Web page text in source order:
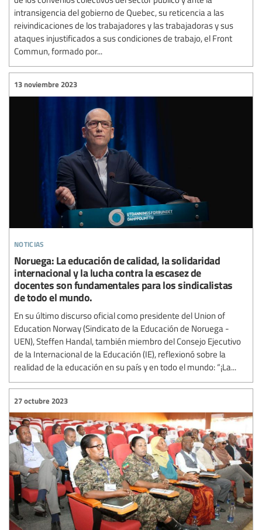
intransigencia del gobierno de Quebec, su reticencia a las
reivindicaciones de los trabajadores y las trabajadoras y sus
ataques injustificados a sus condiciones de trabajo, el Front
Commun, formado por...
noticias
13 noviembre 2023
Noruega: La educación de calidad, la solidaridad
internacional y la lucha contra la escasez de
docentes son fundamentales para los sindicalistas
de todo el mundo.
En su último discurso oficial como presidente del Union of
Education Norway (Sindicato de la Educación de Noruega -
UEN), Steffen Handal, también miembro del Consejo Ejecutivo
de la Internacional de la Educación (IE), reflexionó sobre la
realidad de la educación en su país y en todo el mundo: “¡La...
27 octubre 2023